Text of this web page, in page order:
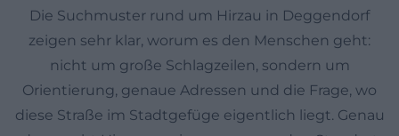
Die Suchmuster rund um Hirzau in Deggendorf
zeigen sehr klar, worum es den Menschen geht:
nicht um große Schlagzeilen, sondern um
Orientierung, genaue Adressen und die Frage, wo
diese Straße im Stadtgefüge eigentlich liegt. Genau